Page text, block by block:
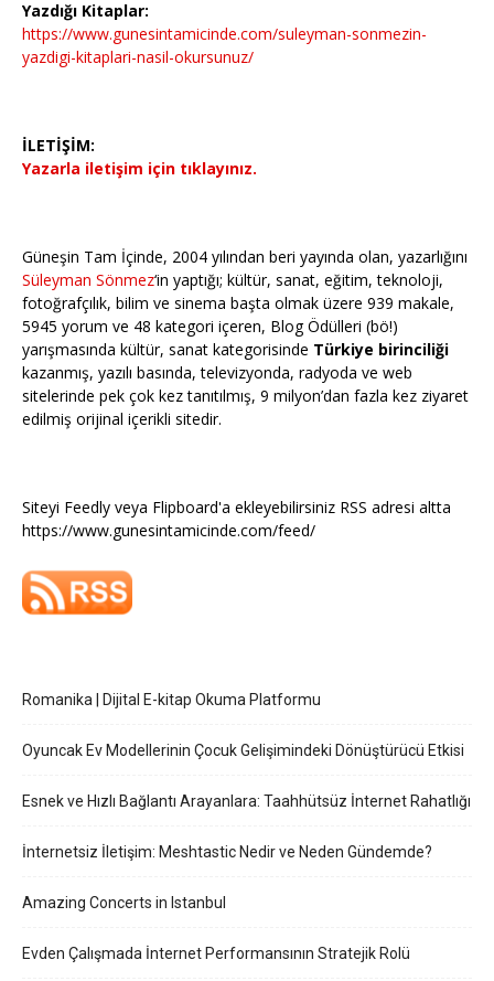
Yazdığı Kitaplar:
https://www.gunesintamicinde.com/suleyman-sonmezin-
yazdigi-kitaplari-nasil-okursunuz/
İLETİŞİM:
Yazarla iletişim için tıklayınız.
Güneşin Tam İçinde, 2004 yılından beri yayında olan, yazarlığını
Süleyman Sönmez‘in yaptığı; kültür, sanat, eğitim, teknoloji,
fotoğrafçılık, bilim ve sinema başta olmak üzere 939 makale,
5945 yorum ve 48 kategori içeren, Blog Ödülleri (bö!)
yarışmasında kültür, sanat kategorisinde Türkiye birinciliği
kazanmış, yazılı basında, televizyonda, radyoda ve web
sitelerinde pek çok kez tanıtılmış, 9 milyon’dan fazla kez ziyaret
edilmiş orijinal içerikli sitedir.
Siteyi Feedly veya Flipboard'a ekleyebilirsiniz RSS adresi altta
https://www.gunesintamicinde.com/feed/
Romanika | Dijital E-kitap Okuma Platformu
Oyuncak Ev Modellerinin Çocuk Gelişimindeki Dönüştürücü Etkisi
Esnek ve Hızlı Bağlantı Arayanlara: Taahhütsüz İnternet Rahatlığı
İnternetsiz İletişim: Meshtastic Nedir ve Neden Gündemde?
Amazing Concerts in Istanbul
Evden Çalışmada İnternet Performansının Stratejik Rolü